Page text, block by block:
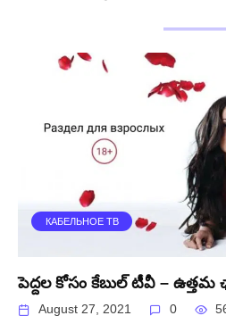
КАБЕЛЬНОЕ ТВ
పెద్దల కోసం కేబుల్ టీవీ –
August 27, 2021 0